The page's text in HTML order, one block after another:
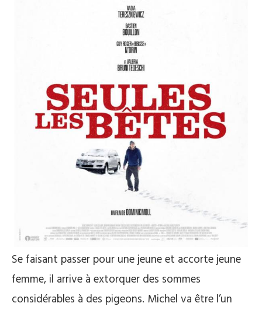
Se faisant passer pour une jeune et accorte jeune
femme, il arrive à extorquer des sommes
considérables à des pigeons. Michel va être l’un